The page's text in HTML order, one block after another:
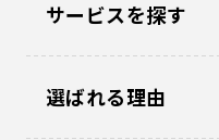
サービスを探す
選ばれる理由